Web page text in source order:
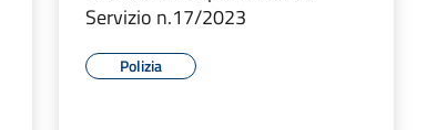
Servizio n.17/2023
Polizia